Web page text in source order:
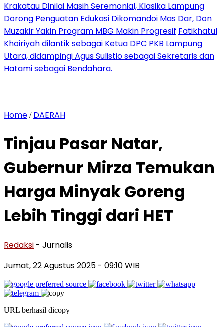
Krakatau Dinilai Masih Seremonial, Klasika Lampung
Dorong Penguatan Edukasi Dikomandoi Mas Dar, Don
Muzakir Yakin Program MBG Makin Progresif Fatikhatul
Khoiriyah dilantik sebagai Ketua DPC PKB Lampung
Utara, didampingi Agus Sulistio sebagai Sekretaris dan
Hatami sebagai Bendahara.
Home / DAERAH
Tinjau Pasar Natar,
Gubernur Mirza Temukan
Harga Minyak Goreng
Lebih Tinggi dari HET
Redaksi - Jurnalis
Jumat, 22 Agustus 2025 - 09:10 WIB
URL berhasil dicopy